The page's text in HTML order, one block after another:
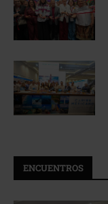
ENCUENTROS